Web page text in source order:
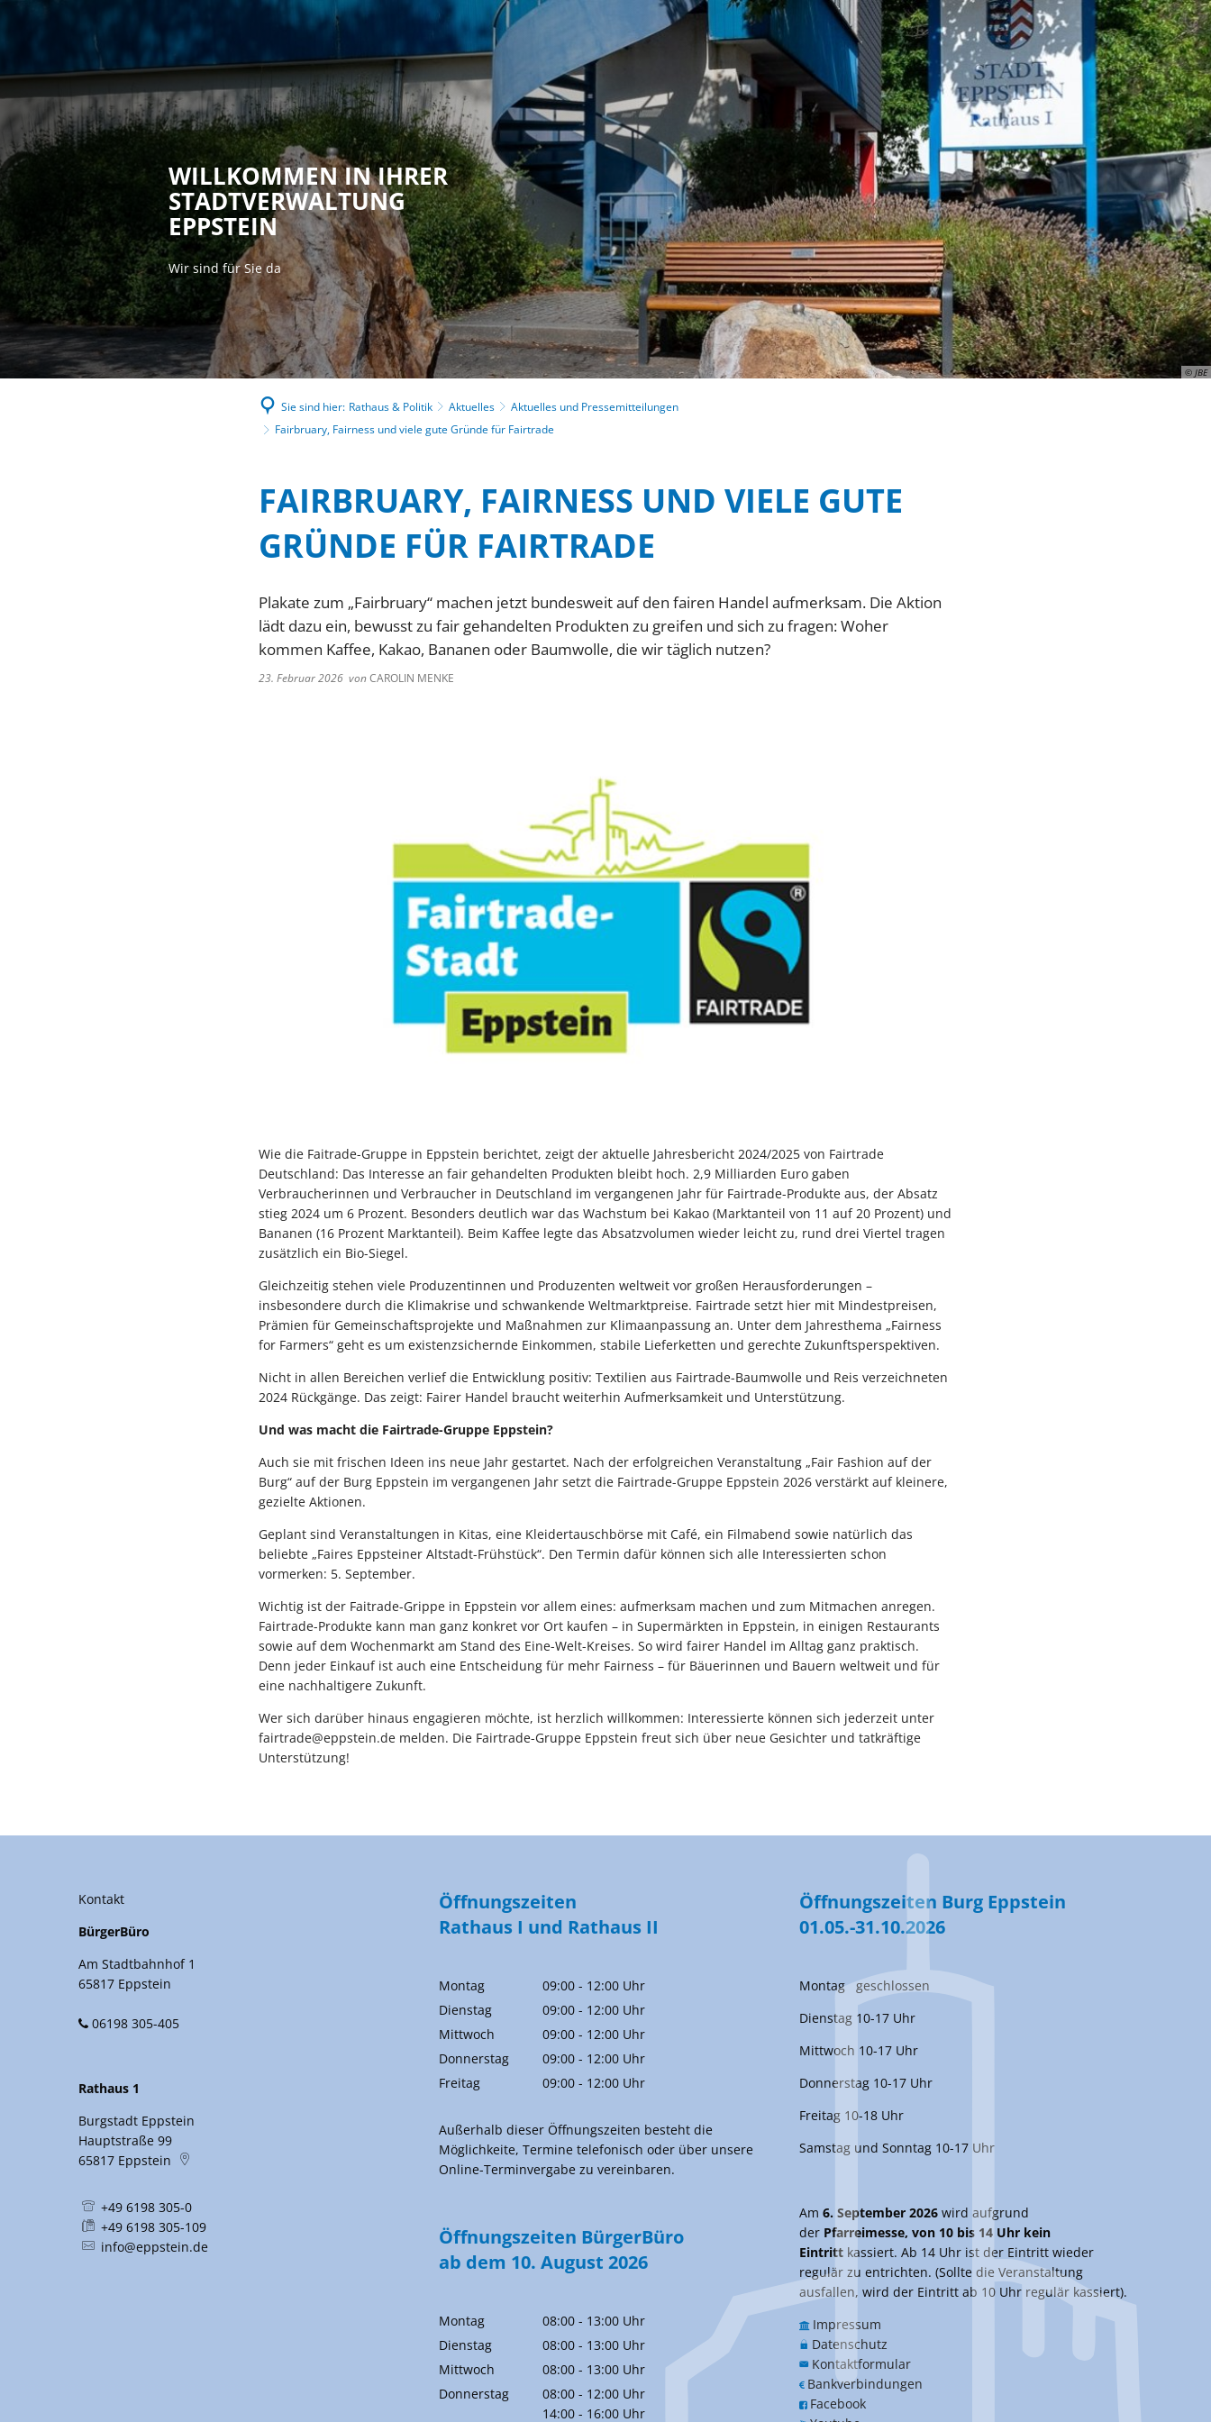
Rathaus & Politik Leben in Eppstein Kultur & Tourismus Wirtschaft
© JBE
WILLKOMMEN IN IHRER
STADTVERWALTUNG
EPPSTEIN
Wir sind für Sie da
Sie sind hier: Rathaus & Politik Aktuelles
Aktuelles und Pressemitteilungen
Fairbruary, Fairness und viele gute Gründe für Fairtrade
FAIRBRUARY, FAIRNESS UND VIELE GUTE
GRÜNDE FÜR FAIRTRADE
Plakate zum „Fairbruary“ machen jetzt bundesweit auf den fairen Handel aufmerksam. Die Aktion
lädt dazu ein, bewusst zu fair gehandelten Produkten zu greifen und sich zu fragen: Woher
kommen Kaffee, Kakao, Bananen oder Baumwolle, die wir täglich nutzen?
23. Februar 2026 vonCAROLIN MENKE
Wie die Faitrade-Gruppe in Eppstein berichtet, zeigt der aktuelle Jahresbericht 2024/2025 von Fairtrade
Deutschland: Das Interesse an fair gehandelten Produkten bleibt hoch. 2,9 Milliarden Euro gaben
Verbraucherinnen und Verbraucher in Deutschland im vergangenen Jahr für Fairtrade-Produkte aus, der Absatz
stieg 2024 um 6 Prozent. Besonders deutlich war das Wachstum bei Kakao (Marktanteil von 11 auf 20 Prozent) und
Bananen (16 Prozent Marktanteil). Beim Kaffee legte das Absatzvolumen wieder leicht zu, rund drei Viertel tragen
zusätzlich ein Bio-Siegel.
Gleichzeitig stehen viele Produzentinnen und Produzenten weltweit vor großen Herausforderungen –
insbesondere durch die Klimakrise und schwankende Weltmarktpreise. Fairtrade setzt hier mit Mindestpreisen,
Prämien für Gemeinschaftsprojekte und Maßnahmen zur Klimaanpassung an. Unter dem Jahresthema „Fairness
for Farmers“ geht es um existenzsichernde Einkommen, stabile Lieferketten und gerechte Zukunftsperspektiven.
Nicht in allen Bereichen verlief die Entwicklung positiv: Textilien aus Fairtrade-Baumwolle und Reis verzeichneten
2024 Rückgänge. Das zeigt: Fairer Handel braucht weiterhin Aufmerksamkeit und Unterstützung.
Und was macht die Fairtrade-Gruppe Eppstein?
Auch sie mit frischen Ideen ins neue Jahr gestartet. Nach der erfolgreichen Veranstaltung „Fair Fashion auf der
Burg“ auf der Burg Eppstein im vergangenen Jahr setzt die Fairtrade-Gruppe Eppstein 2026 verstärkt auf kleinere,
gezielte Aktionen.
Geplant sind Veranstaltungen in Kitas, eine Kleidertauschbörse mit Café, ein Filmabend sowie natürlich das
beliebte „Faires Eppsteiner Altstadt-Frühstück“. Den Termin dafür können sich alle Interessierten schon
vormerken: 5. September.
Wichtig ist der Faitrade-Grippe in Eppstein vor allem eines: aufmerksam machen und zum Mitmachen anregen.
Fairtrade-Produkte kann man ganz konkret vor Ort kaufen – in Supermärkten in Eppstein, in einigen Restaurants
sowie auf dem Wochenmarkt am Stand des Eine-Welt-Kreises. So wird fairer Handel im Alltag ganz praktisch.
Denn jeder Einkauf ist auch eine Entscheidung für mehr Fairness – für Bäuerinnen und Bauern weltweit und für
eine nachhaltigere Zukunft.
Wer sich darüber hinaus engagieren möchte, ist herzlich willkommen: Interessierte können sich jederzeit unter
fairtrade@eppstein.de melden. Die Fairtrade-Gruppe Eppstein freut sich über neue Gesichter und tatkräftige
Unterstützung!
Kontakt
BürgerBüro
Am Stadtbahnhof 1
65817 Eppstein
06198 305-405
Rathaus 1
Burgstadt Eppstein
Hauptstraße 99
65817 Eppstein
+49 6198 305-0
+49 6198 305-109
info@eppstein.de
Öffnungszeiten
Rathaus I und Rathaus II
Montag 09:00 - 12:00 Uhr
Von 09:00 bis 12:00 Uhr
Dienstag 09:00 - 12:00 Uhr
Von 09:00 bis 12:00 Uhr
Mittwoch 09:00 - 12:00 Uhr
Von 09:00 bis 12:00 Uhr
Donnerstag 09:00 - 12:00 Uhr
Von 09:00 bis 12:00 Uhr
Freitag 09:00 - 12:00 Uhr
Außerhalb dieser Öffnungszeiten besteht die
Möglichkeite, Termine telefonisch oder über unsere
Online-Terminvergabe zu vereinbaren.
Öffnungszeiten BürgerBüro
ab dem 10. August 2026
Montag 08:00 - 13:00 Uhr
Von 08:00 bis 13:00 Uhr
Dienstag 08:00 - 13:00 Uhr
Von 08:00 bis 13:00 Uhr
Mittwoch 08:00 - 13:00 Uhr
Von 08:00 bis 13:00 Uhr
Donnerstag 08:00 - 12:00 Uhr
Von 08:00 bis 12:00 Uhr
14:00 - 16:00 Uhr
Öffnungszeiten Burg Eppstein
01.05.-31.10.2026
Montag geschlossen
Dienstag 10-17 Uhr
Mittwoch 10-17 Uhr
Donnerstag 10-17 Uhr
Freitag 10-18 Uhr
Samstag und Sonntag 10-17 Uhr
Am 6. September 2026 wird aufgrund
der Pfarreimesse, von 10 bis 14 Uhr kein
Eintritt kassiert. Ab 14 Uhr ist der Eintritt wieder
regulär zu entrichten. (Sollte die Veranstaltung
ausfallen, wird der Eintritt ab 10 Uhr regulär kassiert).
Impressum
Datenschutz
Kontaktformular
Bankverbindungen
Facebook